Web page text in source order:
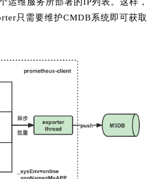
只需要维护CMDB系统即可获取